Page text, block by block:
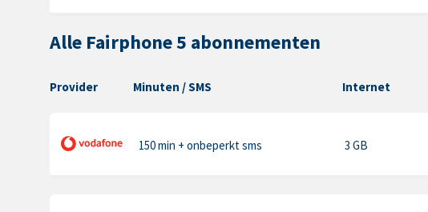
Alle Fairphone 5 abonnementen
Provider Minuten / SMS Internet
150 min + onbeperkt sms 3 GB